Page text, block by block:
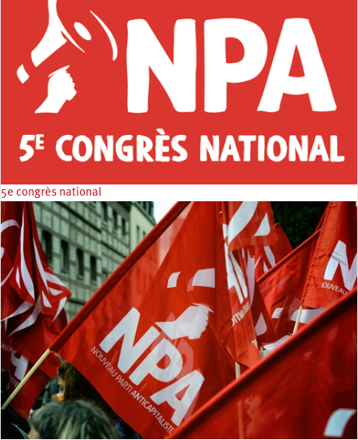
5e congrès national